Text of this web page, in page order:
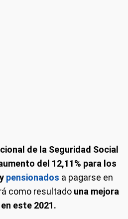
de la Seguridad Social
del 12,11% para los
pensionados a pagarse en
como resultado una mejora
este 2021.